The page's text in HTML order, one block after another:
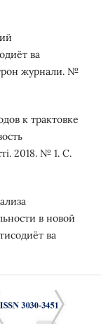
ва
журнали. №
к трактовке
2018. № 1. С.
в новой
ва